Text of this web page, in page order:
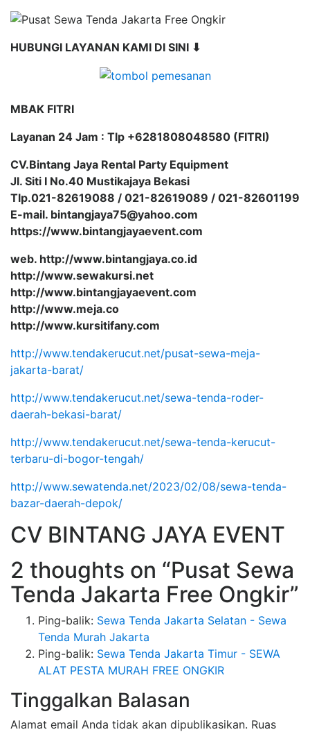
HUBUNGI LAYANAN KAMI DI SINI ⬇
MBAK FITRI
Layanan 24 Jam : Tlp +6281808048580 (FITRI)
CV.Bintang Jaya Rental Party Equipment
Jl. Siti I No.40 Mustikajaya Bekasi
Tlp.021-82619088 / 021-82619089 / 021-82601199
E-mail. bintangjaya75@yahoo.com
https://www.bintangjayaevent.com
web. http://www.bintangjaya.co.id
http://www.sewakursi.net
http://www.bintangjayaevent.com
http://www.meja.co
http://www.kursitifany.com
http://www.tendakerucut.net/pusat-sewa-meja-
jakarta-barat/
http://www.tendakerucut.net/sewa-tenda-roder-
daerah-bekasi-barat/
http://www.tendakerucut.net/sewa-tenda-kerucut-
terbaru-di-bogor-tengah/
http://www.sewatenda.net/2023/02/08/sewa-tenda-
bazar-daerah-depok/
CV BINTANG JAYA EVENT
2 thoughts on “Pusat Sewa
Tenda Jakarta Free Ongkir”
Ping-balik: Sewa Tenda Jakarta Selatan - Sewa
Tenda Murah Jakarta
Ping-balik: Sewa Tenda Jakarta Timur - SEWA
ALAT PESTA MURAH FREE ONGKIR
Tinggalkan Balasan
Alamat email Anda tidak akan dipublikasikan. Ruas